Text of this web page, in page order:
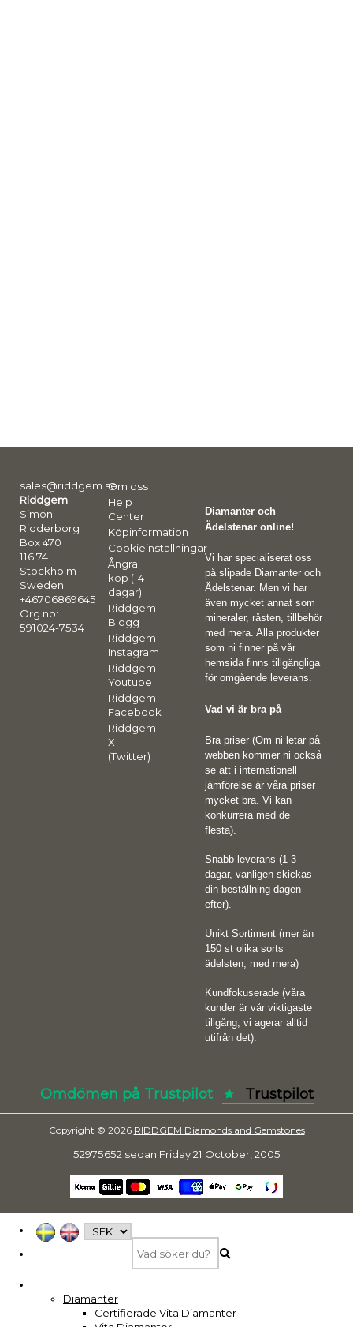
sales@riddgem.se
Riddgem
Simon
Ridderborg
Box 470
116 74
Stockholm
Sweden
+46706869645
Org.no:
591024-7534
Om oss
Help
Center
Köpinformation
Cookieinställningar
Ångra
köp (14
dagar)
Riddgem
Blogg
Riddgem
Instagram
Riddgem
Youtube
Riddgem
Facebook
Riddgem
X
(Twitter)
Diamanter och
Ädelstenar online!
Vi har specialiserat oss
på slipade Diamanter och
Ädelstenar. Men vi har
även mycket annat som
mineraler, råsten, tillbehör
med mera. Alla produkter
som ni finner på vår
hemsida finns tillgängliga
för omgående leverans.
Vad vi är bra på
Bra priser (Om ni letar på
webben kommer ni också
se att i internationell
jämförelse är våra priser
mycket bra. Vi kan
konkurrera med de
flesta).
Snabb leverans (1-3
dagar, vanligen skickas
din beställning dagen
efter).
Unikt Sortiment (mer än
150 st olika sorts
ädelsten, med mera)
Kundfokuserade (våra
kunder är vår viktigaste
tillgång, vi agerar alltid
utifrån det).
Omdömen på Trustpilot Trustpilot
Copyright © 2026 RIDDGEM Diamonds and Gemstones
52975652 sedan Friday 21 October, 2005
Diamanter
Certifierade Vita Diamanter